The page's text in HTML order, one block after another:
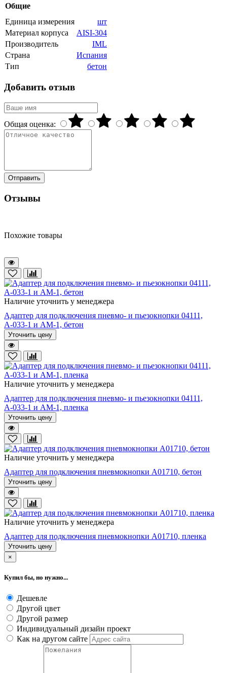
Общие
Единица измерения
шт
Материал корпуса
AISI-304
Производитель
IML
Страна
Испания
Тип
бетон
Добавить отзыв
Общая оценка:
Отправить
Отзывы
Похожие товары
Наличие уточнить у менеджера
Адаптер для подключения пневмо- и пьезокнопки 04111,
А-033-1 и АМ-1, бетон
Уточнить цену
Наличие уточнить у менеджера
Адаптер для подключения пневмо- и пьезокнопки 04111,
А-033-1 и АМ-1, пленка
Уточнить цену
Наличие уточнить у менеджера
Адаптер для подключения пневмокнопки А01710, бетон
Уточнить цену
Наличие уточнить у менеджера
Адаптер для подключения пневмокнопки А01710, пленка
Уточнить цену
×
Купил бы, но нужно...
Дешевле
Другой цвет
Другой размер
Индивидуальный дизайн проект
Как на другом сайте